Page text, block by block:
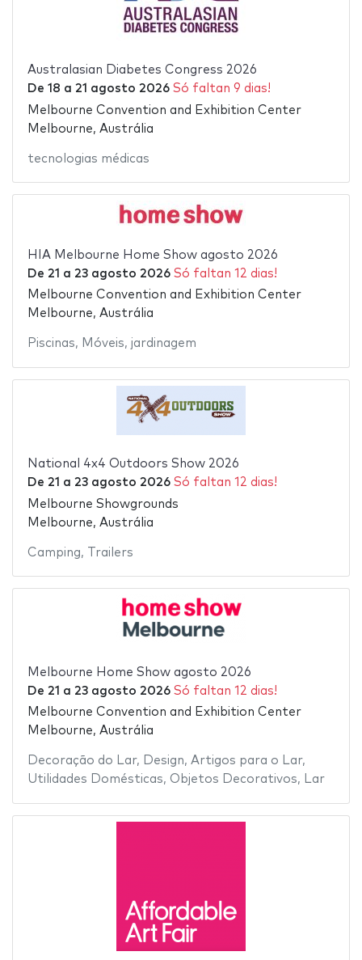
Australasian Diabetes Congress 2026
De 18 a 21 agosto 2026 Só faltan 9 dias!
Melbourne Convention and Exhibition Center
Melbourne, Austrália
tecnologias médicas
HIA Melbourne Home Show agosto 2026
De 21 a 23 agosto 2026 Só faltan 12 dias!
Melbourne Convention and Exhibition Center
Melbourne, Austrália
Piscinas, Móveis, jardinagem
National 4x4 Outdoors Show 2026
De 21 a 23 agosto 2026 Só faltan 12 dias!
Melbourne Showgrounds
Melbourne, Austrália
Camping, Trailers
Melbourne Home Show agosto 2026
De 21 a 23 agosto 2026 Só faltan 12 dias!
Melbourne Convention and Exhibition Center
Melbourne, Austrália
Decoração do Lar, Design, Artigos para o Lar,
Utilidades Domésticas, Objetos Decorativos, Lar